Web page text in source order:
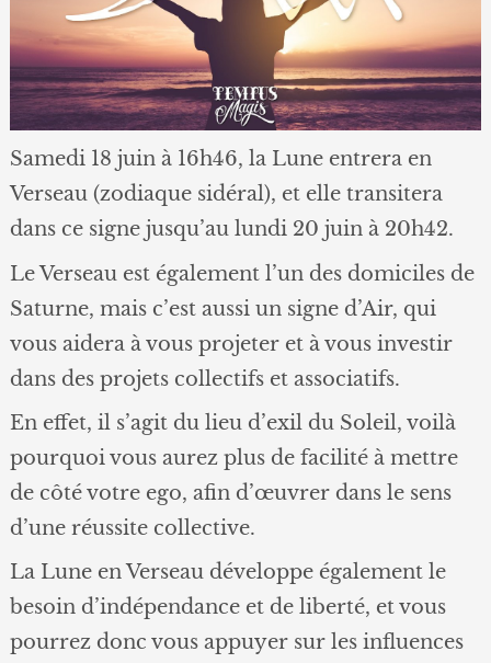
Samedi 18 juin à 16h46, la Lune entrera en
Verseau (zodiaque sidéral), et elle transitera
dans ce signe jusqu’au lundi 20 juin à 20h42.
Le Verseau est également l’un des domiciles de
Saturne, mais c’est aussi un signe d’Air, qui
vous aidera à vous projeter et à vous investir
dans des projets collectifs et associatifs.
En effet, il s’agit du lieu d’exil du Soleil, voilà
pourquoi vous aurez plus de facilité à mettre
de côté votre ego, afin d’œuvrer dans le sens
d’une réussite collective.
La Lune en Verseau développe également le
besoin d’indépendance et de liberté, et vous
pourrez donc vous appuyer sur les influences